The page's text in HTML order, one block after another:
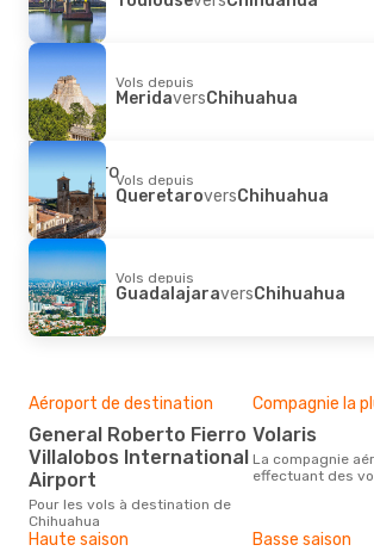
Vols depuis
MeridaversChihuahua
Vols depuis
QueretaroversChihuahua
Vols depuis
GuadalajaraversChihuahua
Aéroport de destination
General Roberto Fierro
Villalobos International
Airport
Pour les vols à destination de
Chihuahua
Compagnie la
Volaris
La compagnie aérienne
effectuant des
Haute saison Basse saison